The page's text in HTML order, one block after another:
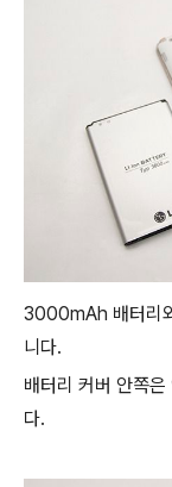
3000mAh 배터리
니다.
배터리 커버 안쪽
다.